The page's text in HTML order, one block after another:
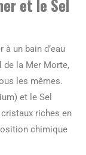
et le Sel
un bain d’eau
de la Mer Morte,
les mêmes.
et le Sel
riches en
chimique